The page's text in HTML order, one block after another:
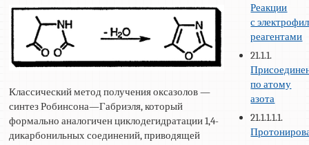
Классический метод получения оксазолов —
синтез Робинсона—Габриэля, который
формально аналогичен циклодегидратации 1,4-
дикарбонильных соединений, приводящей
Реакции
с
реагентами
21.1.1.
по атому
азота
21.1.1.1.1.